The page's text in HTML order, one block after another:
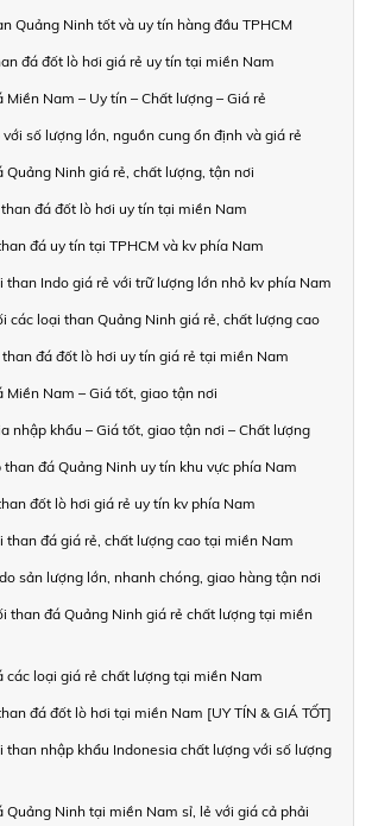
Quảng Ninh tốt và uy tín hàng đầu TPHCM
đá đốt lò hơi giá rẻ uy tín tại miền Nam
Miền Nam – Uy tín – Chất lượng – Giá rẻ
số lượng lớn, nguồn cung ổn định và giá rẻ
Quảng Ninh giá rẻ, chất lượng, tận nơi
đá đốt lò hơi uy tín tại miền Nam
đá uy tín tại TPHCM và kv phía Nam
than Indo giá rẻ với trữ lượng lớn nhỏ kv phía Nam
các loại than Quảng Ninh giá rẻ, chất lượng cao
đá đốt lò hơi uy tín giá rẻ tại miền Nam
Miền Nam – Giá tốt, giao tận nơi
nhập khẩu – Giá tốt, giao tận nơi – Chất lượng
than đá Quảng Ninh uy tín khu vực phía Nam
đốt lò hơi giá rẻ uy tín kv phía Nam
than đá giá rẻ, chất lượng cao tại miền Nam
sản lượng lớn, nhanh chóng, giao hàng tận nơi
than đá Quảng Ninh giá rẻ chất lượng tại miền
các loại giá rẻ chất lượng tại miền Nam
đá đốt lò hơi tại miền Nam [UY TÍN & GIÁ TỐT]
than nhập khẩu Indonesia chất lượng với số lượng
Quảng Ninh tại miền Nam sỉ, lẻ với giá cả phải